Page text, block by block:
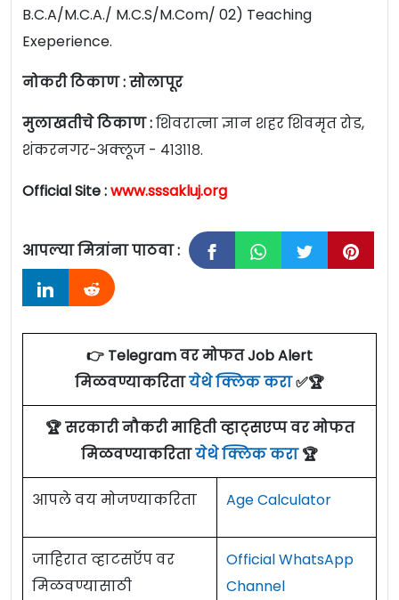
B.C.A/M.C.A./ M.C.S/M.Com/ 02) Teaching
Exeperience.
नोकरी ठिकाण : सोलापूर
मुलाखतीचे ठिकाण :शिवरात्ना ज्ञान शहर शिवमृत रोड,
शंकरनगर-अक्लूज - ४१३११८.
Official Site :www.sssakluj.org
आपल्या मित्रांना पाठवा :
👉 Telegram वर मोफत Job Alert
मिळवण्याकरितायेथे क्लिक करा✅🏆
🏆 सरकारी नौकरी माहिती व्हाट्सएप्प वर मोफत
मिळवण्याकरितायेथे क्लिक करा🏆
आपले वय मोजण्याकरिता Age Calculator
जाहिरात व्हाटसऍप वर
मिळवण्यासाठी
Official WhatsApp
Channel